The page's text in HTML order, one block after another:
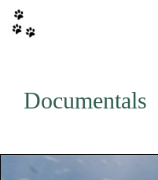
contingut
Documentals